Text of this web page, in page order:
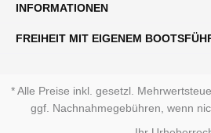
INFORMATIONEN
FREIHEIT MIT EIGENEM
* Alle Preise inkl. gesetzl.
ggf. Nachnahmegebühren, wenn